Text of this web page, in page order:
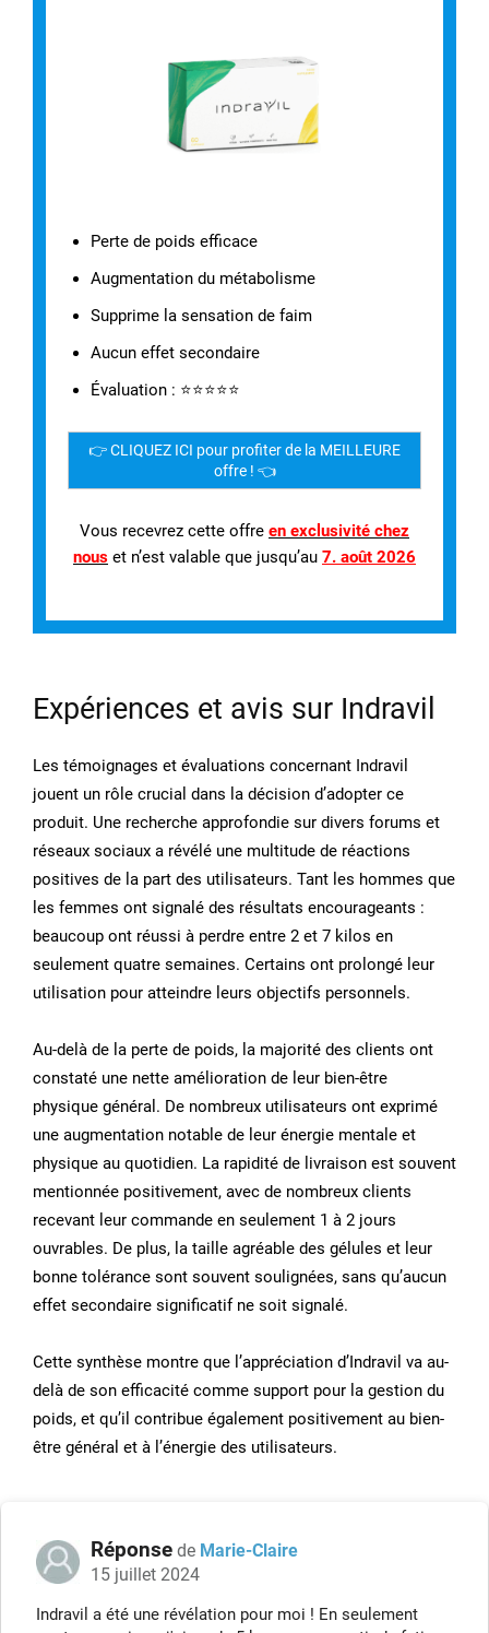
Perte de poids efficace
Augmentation du métabolisme
Supprime la sensation de faim
Aucun effet secondaire
Évaluation : ⭐⭐⭐⭐⭐
👉 CLIQUEZ ICI pour profiter de la MEILLEURE
offre ! 👈
Vous recevrez cette offre en exclusivité chez
nous et n’est valable que jusqu’au 7. août 2026
Expériences et avis sur Indravil
Les témoignages et évaluations concernant Indravil
jouent un rôle crucial dans la décision d’adopter ce
produit. Une recherche approfondie sur divers forums et
réseaux sociaux a révélé une multitude de réactions
positives de la part des utilisateurs. Tant les hommes que
les femmes ont signalé des résultats encourageants :
beaucoup ont réussi à perdre entre 2 et 7 kilos en
seulement quatre semaines. Certains ont prolongé leur
utilisation pour atteindre leurs objectifs personnels.
Au-delà de la perte de poids, la majorité des clients ont
constaté une nette amélioration de leur bien-être
physique général. De nombreux utilisateurs ont exprimé
une augmentation notable de leur énergie mentale et
physique au quotidien. La rapidité de livraison est souvent
mentionnée positivement, avec de nombreux clients
recevant leur commande en seulement 1 à 2 jours
ouvrables. De plus, la taille agréable des gélules et leur
bonne tolérance sont souvent soulignées, sans qu’aucun
effet secondaire significatif ne soit signalé.
Cette synthèse montre que l’appréciation d’Indravil va au-
delà de son efficacité comme support pour la gestion du
poids, et qu’il contribue également positivement au bien-
être général et à l’énergie des utilisateurs.
Réponse de Marie-Claire
15 juillet 2024
Indravil a été une révélation pour moi ! En seulement